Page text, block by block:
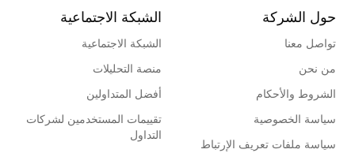
حول الشركة
تواصل معنا
من نحن
الشروط والأحكام
سياسة الخصوصية
سياسة ملفات تعريف الإرتباط
الشبكة الاجتماعية
الشبكة الاجتماعية
منصة التحليلات
أفضل المتداولين
تقييمات المستخدمين لشركات
التداول